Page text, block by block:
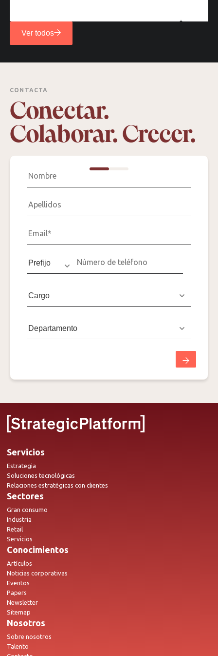
Ver todos
CONTACTA
Conectar.
Colaborar. Crecer.
Servicios
Estrategia
Soluciones tecnológicas
Relaciones estratégicas con clientes
Sectores
Gran consumo
Industria
Retail
Servicios
Conocimientos
Artículos
Noticias corporativas
Eventos
Papers
Newsletter
Sitemap
Nosotros
Sobre nosotros
Talento